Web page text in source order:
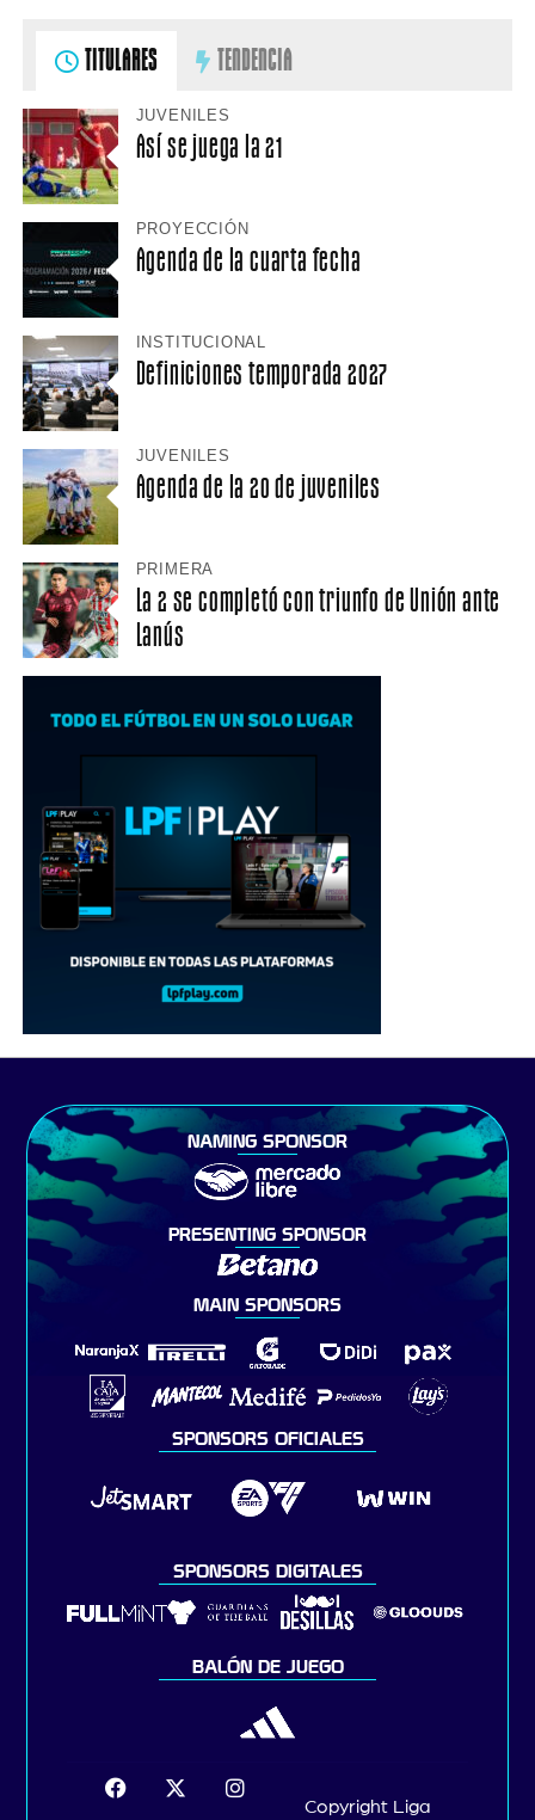
TITULARES TENDENCIA
JUVENILES
Así se juega la 21
PROYECCIÓN
Agenda de la cuarta fecha
INSTITUCIONAL
Definiciones temporada 2027
JUVENILES
Agenda de la 20 de juveniles
PRIMERA
La 2 se completó con triunfo de Unión ante
Lanús
NAMING SPONSOR
PRESENTING SPONSOR
MAIN SPONSORS
SPONSORS OFICIALES
SPONSORS DIGITALES
BALÓN DE JUEGO
Copyright Liga